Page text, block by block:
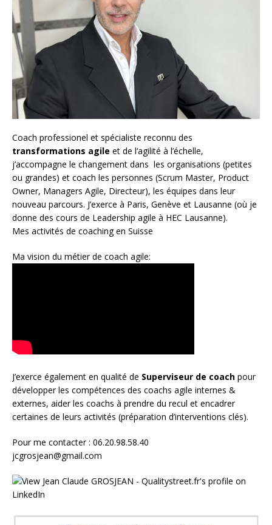
Coach professionel et spécialiste reconnu des
transformations agile et de l‘agilité à l’échelle,
j’accompagne le changement dans les organisations (petites
ou grandes) et coach les personnes (Scrum Master, Product
Owner, Managers Agile, Directeur), les équipes dans leur
nouveau parcours. J’exerce à Paris, Genève et Lausanne (où je
donne des cours de Leadership agile à HEC Lausanne).
Mes activités de coaching en Suisse
Ma vision du métier de coach agile:
J’exerce également en qualité de Superviseur de coach pour
développer les compétences des coachs agile internes &
externes, aider les coachs à prendre du recul et encadrer
certaines de leurs activités (préparation d’interventions clés).
Pour me contacter : 06.20.98.58.40
jcgrosjean@gmail.com